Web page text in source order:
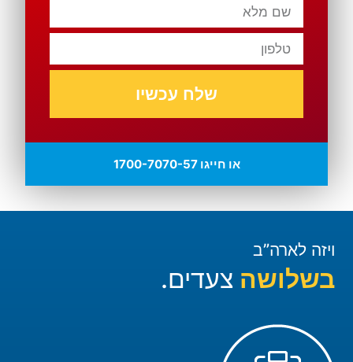
שלח עכשיו
או חייגו 1700-7070-57
ויזה לארה”ב
בשלושה צעדים.